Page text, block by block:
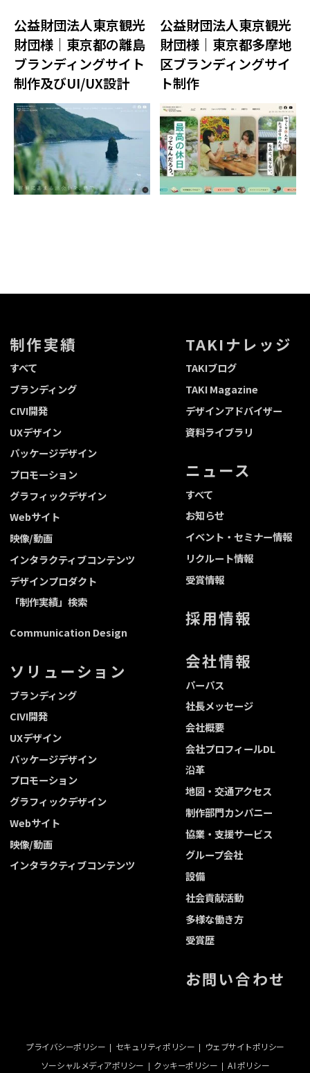
公益財団法人東京観光
財団様｜東京都の離島
ブランディングサイト
制作及びUI/UX設計
公益財団法人東京観光
財団様｜東京都多摩地
区ブランディングサイ
ト制作
制作実績
すべて
ブランディング
CIVI開発
UXデザイン
パッケージデザイン
プロモーション
グラフィックデザイン
Webサイト
映像/動画
インタラクティブコンテンツ
デザインプロダクト
「制作実績」検索
Communication Design
ソリューション
ブランディング
CIVI開発
UXデザイン
パッケージデザイン
プロモーション
グラフィックデザイン
Webサイト
映像/動画
インタラクティブコンテンツ
TAKIナレッジ
TAKIブログ
TAKI Magazine
デザインアドバイザー
資料ライブラリ
ニュース
すべて
お知らせ
イベント・セミナー情報
リクルート情報
受賞情報
採用情報
会社情報
パーパス
社長メッセージ
会社概要
会社プロフィールDL
沿革
地図・交通アクセス
制作部門カンパニー
協業・支援サービス
グループ会社
設備
社会貢献活動
多様な働き方
受賞歴
お問い合わせ
プライバシーポリシー セキュリティポリシー
ウェブサイトポリシー
ソーシャルメディアポリシー
クッキーポリシー A I ポリシー